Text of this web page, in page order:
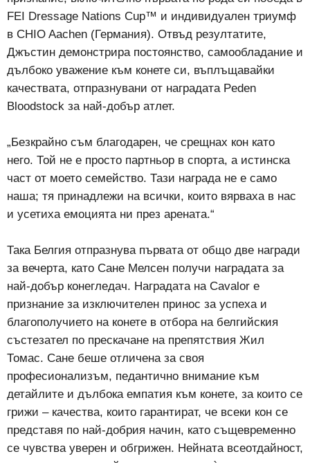
FEI Dressage Nations Cup™ и индивидуален триумф
в CHIO Aachen (Германия). Отвъд резултатите,
Джъстин демонстрира постоянство, самообладание и
дълбоко уважение към конете си, въплъщавайки
качествата, отпразнувани от наградата Peden
Bloodstock за най-добър атлет.
„Безкрайно съм благодарен, че срещнах кон като
него. Той не е просто партньор в спорта, а истинска
част от моето семейство. Тази награда не е само
наша; тя принадлежи на всички, които вярваха в нас
и усетиха емоцията ни през арената.“
Така Белгия отпразнува първата от общо две награди
за вечерта, като Сане Мелсен получи наградата за
най-добър конегледач. Наградата на Cavalor е
признание за изключителен принос за успеха и
благополучието на конете в отбора на белгийския
състезател по прескачане на препятствия Жил
Томас. Сане беше отличена за своя
професионализъм, педантично внимание към
детайлите и дълбока емпатия към конете, за които се
грижи – качества, които гарантират, че всеки кон се
представя по най-добрия начин, като същевременно
се чувства уверен и обгрижен. Нейната всеотдайност,